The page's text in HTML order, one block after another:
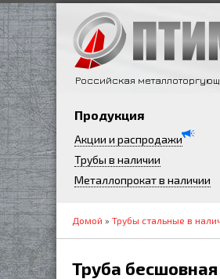
Российская
Продукция
Акции и распродажи
Трубы в наличии
Металлопрокат в наличии
Домой » Трубы стальные в
Труба